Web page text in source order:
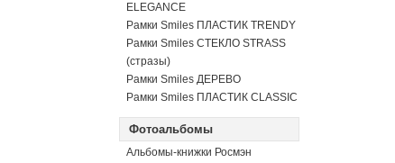
ELEGANCE
Рамки Smiles ПЛАСТИК TRENDY
Рамки Smiles СТЕКЛО STRASS
(стразы)
Рамки Smiles ДЕРЕВО
Рамки Smiles ПЛАСТИК CLASSIC
Фотоальбомы
Альбомы-книжки Росмэн